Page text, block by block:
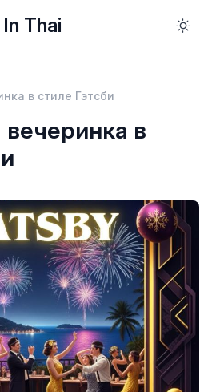
In Thai
в стиле Гэтсби
в